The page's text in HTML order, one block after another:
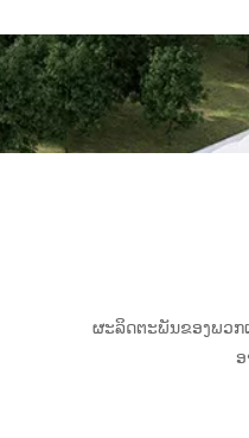
ຜະລິດຕະພັນຂອງພວກ
ອ